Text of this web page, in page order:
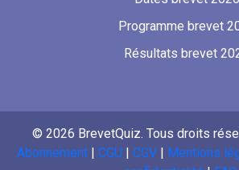
Programme brevet
Résultats brevet
© 2026 BrevetQuiz. Tous droits
Abonnement| CGU | CGV| Mentions